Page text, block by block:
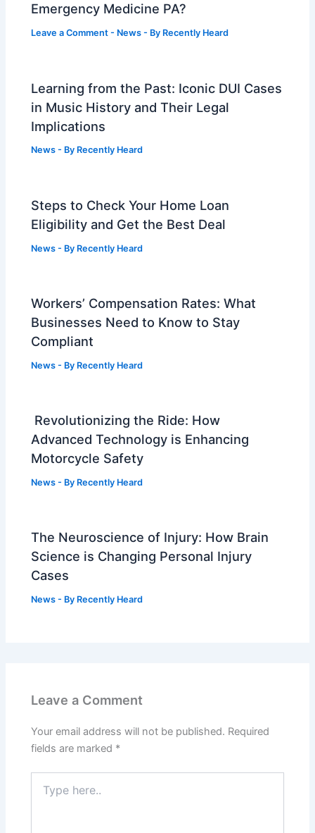
Emergency Medicine PA?
Leave a Comment - News - By Recently Heard
Learning from the Past: Iconic DUI Cases
in Music History and Their Legal
Implications
News - By Recently Heard
Steps to Check Your Home Loan
Eligibility and Get the Best Deal
News - By Recently Heard
Workers’ Compensation Rates: What
Businesses Need to Know to Stay
Compliant
News - By Recently Heard
Revolutionizing the Ride: How
Advanced Technology is Enhancing
Motorcycle Safety
News - By Recently Heard
The Neuroscience of Injury: How Brain
Science is Changing Personal Injury
Cases
News - By Recently Heard
Leave a Comment
Your email address will not be published. Required
fields are marked *
here..